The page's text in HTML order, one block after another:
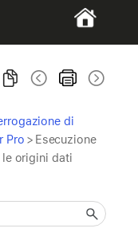
di
Pro > Esecuzione
origini dati